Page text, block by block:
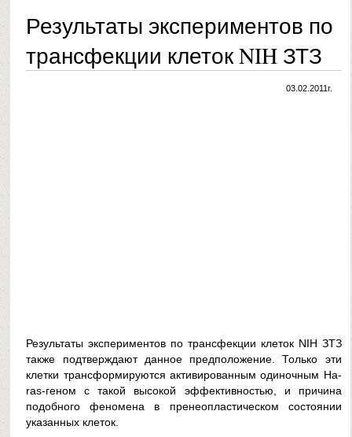
Результаты экспериментов по
трансфекции клеток NIH ЗТЗ
03.02.2011г.
Результаты экспериментов по трансфекции клеток NIH ЗТЗ
также подтверждают данное предположение. Только эти
клетки трансформируются активированным одиночным Ha-
ras-геном с такой высокой эффективностью, и причина
подобного феномена в пренеопластическом состоянии
указанных клеток.